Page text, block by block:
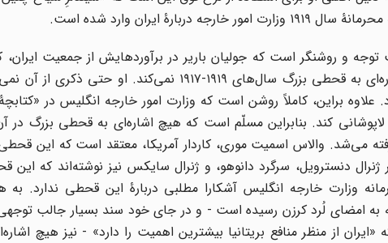
دربارۀ ایران وارد شده است.
توجه و روشنگر است که جولیان باریر در برآوردهایش از جمعیت
حقیقت است،» هیچ اشاره‌ای به قحطی بزرگ سال‌های ۱۹۱۹-
بزرگ ۱۹۱۹-۱۹۱۷ را لاپوشانی کند. بنابراین مسلّم است که هیچ اشاره‌ای به قحطی
می‌شد. والاس اسمیت موری، کاردار آمریکا، معتقد است که
دنسترویل، سرگرد دانوهو، و ژنرال سایکس نیز نوشته‌اند که این
وزارت خارجه انگلیس آشکارا مطلبی دربارۀ این قحطی ندارد.
که به امضای لُرد کرزن رسیده است - و در جای خود سند بسیار جالب
از منظر منافع بریتانیا بیشترین اهمیت را دارد» - نیز هیچ